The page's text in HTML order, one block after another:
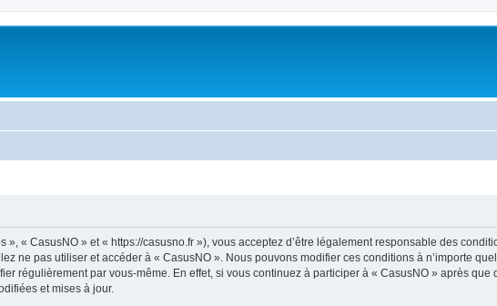
« CasusNO » et « https://casusno.fr »), vous acceptez d’être légalement responsable des
ne pas utiliser et accéder à « CasusNO ». Nous pouvons modifier ces conditions à n’importe
régulièrement par vous-même. En effet, si vous continuez à participer à « CasusNO » après que
et mises à jour.